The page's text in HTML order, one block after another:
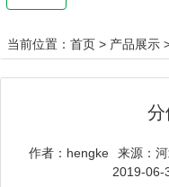
当前位置： 首页 > 产品展示
分
作者：hengke 来源：
2019-06-